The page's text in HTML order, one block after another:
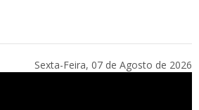
Sexta-Feira, 07 de Agosto de 2026